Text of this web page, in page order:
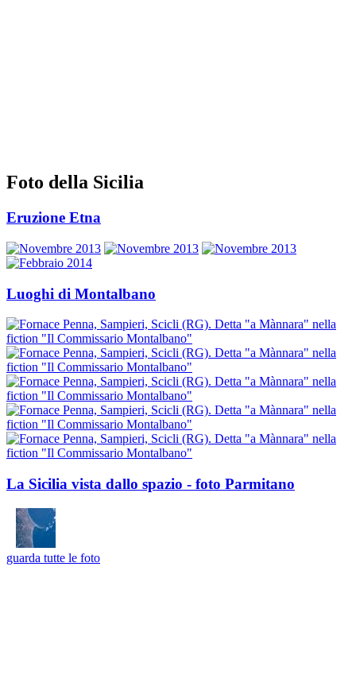
Foto della Sicilia
Eruzione Etna
Luoghi di Montalbano
La Sicilia vista dallo spazio - foto Parmitano
guarda tutte le foto